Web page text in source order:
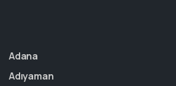
Adana
Adıyaman